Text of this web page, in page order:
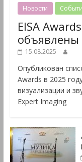
Новости
EISA
объявлены
15.08.2025
Опубликован
Awards в 2025
визуализации и
Expert Imaging